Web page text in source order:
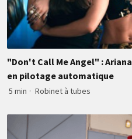
"Don't Call Me Angel" :
en pilotage automatique
5 min · Robinet à tubes